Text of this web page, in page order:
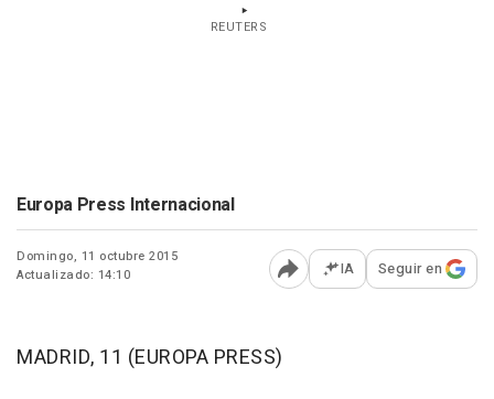
REUTERS
Europa Press Internacional
Domingo, 11 octubre 2015
Actualizado: 14:10
Abrir opciones para
IA Seguir en
MADRID, 11 (EUROPA PRESS)